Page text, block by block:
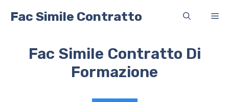
Fac Simile Contratto
Fac Simile Contratto Di
Formazione